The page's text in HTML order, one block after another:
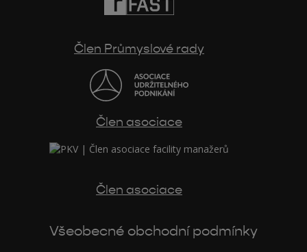
Člen Průmyslové rady
Člen asociace
Člen asociace
Všeobecné obchodní podmínky